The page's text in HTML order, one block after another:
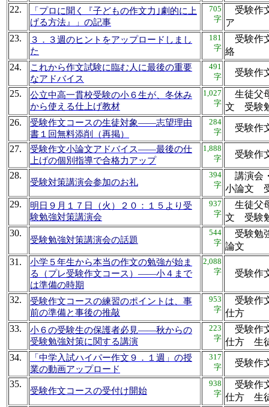
22.
「プロに聞く『子どもの作文力｣劇的に上
げる方法』」の記事
705
字
受験作
ア
23.
３．３週のヒントをアップロードしまし
た
181
字
受験作
絡
24.
これから作文試験に臨む人に最後の重要
なアドバイス
491
字
受験
25.
公立中高一貫校受験の小６生が、冬休み
から使える仕上げ教材
1,027
字
生徒父
文 受
26.
受験作文コースの生徒対象――志望理由
書１回無料添削（再掲）
284
字
受験
27.
受験作文小論文アドバイス――最後の仕
上げの個別指導で合格力アップ
1,888
字
受験
28.
受験対策講演会参加のお礼
394
字
講演会
小論文
29.
明日９月１７日（火）２０：１５より受
験勉強対策講演会
937
字
生徒父
文 受
30.
受験勉強対策講演会の話題
544
字
受験勉
論文
31.
小学５年生から本当の作文の勉強が始ま
る（プレ受験作文コース）――小４まで
は準備の時期
2,088
字
受験
32.
受験作文コースの練習のポイントは、事
前の準備と事後の推敲
953
字
受験作
仕方
33.
小６の受験生の保護者必見――秋からの
受験勉強対策に関する講演
223
字
受験作
仕方
34.
「中学入試ハイパー作文９．１週」の授
業の動画アップロード
317
字
受験
35.
受験作文コースの受付け開始
938
字
受験作
仕方